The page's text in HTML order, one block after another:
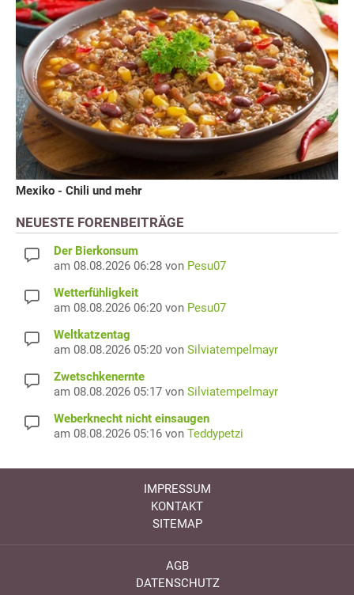
Mexiko - Chili und mehr
NEUESTE FORENBEITRÄGE
Der Bierkonsum
am 08.08.2026 06:28 von Pesu07
Wetterfühligkeit
am 08.08.2026 06:20 von Pesu07
Weltkatzentag
am 08.08.2026 05:20 von Silviatempelmayr
Zwetschkenernte
am 08.08.2026 05:17 von Silviatempelmayr
Weberknecht nicht einsaugen
am 08.08.2026 05:16 von Teddypetzi
IMPRESSUM
KONTAKT
SITEMAP
AGB
DATENSCHUTZ